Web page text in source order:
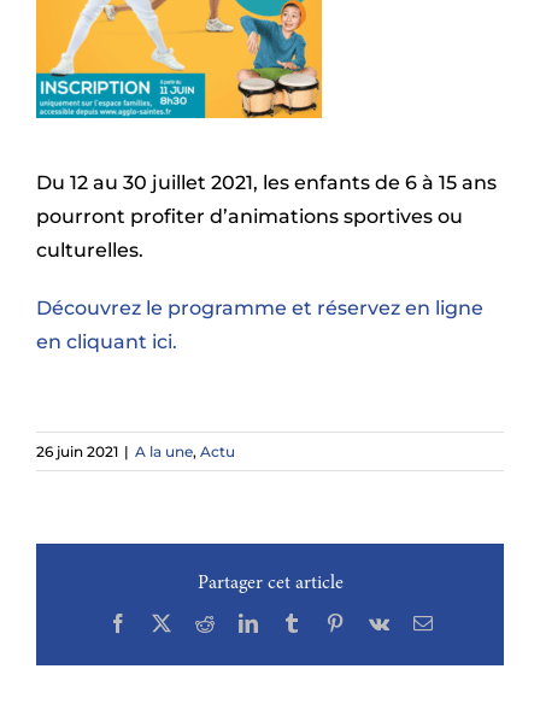
Du 12 au 30 juillet 2021, les enfants de 6 à 15 ans
pourront profiter d’animations sportives ou
culturelles.
Découvrez le programme et réservez en ligne
en cliquant ici.
26 juin 2021 | A la une, Actu
Partager cet article
Facebook
X RedditLinkedInTumblrPinterest
Vk Email